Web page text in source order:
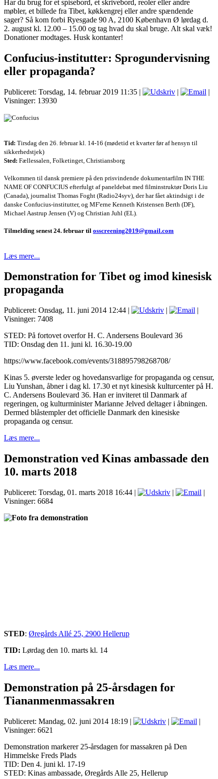
Har du brug for et spisebord, et skrivebord, reoler eller andre
møbler, et billede fra Tibet, køkkengrej eller andre spændende
sager? Så kom forbi Ryesgade 90 A, 2100 København Ø lørdag d.
2. august kl. 12.00 – 15.00 og tag hvad du skal bruge. Alt skal væk!
Donationer modtages. Husk kontanter!
Confucius-institutter: Sprogundervisning
eller propaganda?
Publiceret: Torsdag, 14. februar 2019 11:35 | |
|
Visninger: 13930
Tid: Tirsdag den 26. februar kl. 14-16 (mødetid et kvarter før af hensyn til
sikkerhedstjek)
Sted: Fællessalen, Folketinget, Christiansborg
Velkommen til dansk premiere på den prisvindende dokumentarfilm IN THE
NAME OF CONFUCIUS efterfulgt af paneldebat med filminstruktør Doris Liu
(Canada), journalist Thomas Foght (Radio24syv), der har fået aktindsigt i de
danske Confucius-institutter, og MF'erne Kenneth Kristensen Berth (DF),
Michael Aastrup Jensen (V) og Christian Juhl (EL).
Tilmelding senest 24. februar til osscreening2019@gmail.com
Læs mere...
Demonstration for Tibet og imod kinesisk
propaganda
Publiceret: Onsdag, 11. juni 2014 12:44 | |
|
Visninger: 7408
STED: På fortovet overfor H. C. Andersens Boulevard 36
TID: Onsdag den 11. juni kl. 16.30-19.00
https://www.facebook.com/events/318895798268708/
Kinas 5. øverste leder og hovedansvarlige for propaganda og censur,
Liu Yunshan, åbner i dag kl. 17.30 et nyt kinesisk kulturcenter på H.
C. Andersens Boulevard 36. Han er inviteret til Danmark af
regeringen, og kulturminister Marianne Jelved deltager i åbningen.
Dermed blåstempler det officielle Danmark den kinesiske
propaganda og censur.
Læs mere...
Demonstration ved Kinas ambassade den
10. marts 2018
Publiceret: Torsdag, 01. marts 2018 16:44 | |
|
Visninger: 6684
STED: Øregårds Allé 25, 2900 Hellerup
TID: Lørdag den 10. marts kl. 14
Læs mere...
Demonstration på 25-årsdagen for
Tiananmenmassakren
Publiceret: Mandag, 02. juni 2014 18:19 | |
|
Visninger: 6621
Demonstration markerer 25-årsdagen for massakren på Den
Himmelske Freds Plads
TID: Den 4. juni kl. 17-19
STED: Kinas ambassade, Øregårds Alle 25, Hellerup